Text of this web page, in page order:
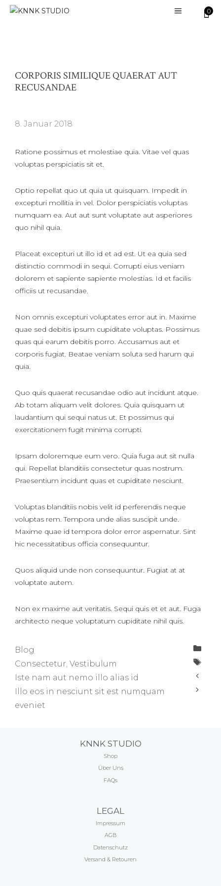
Zum
0
MENÜ
CORPORIS SIMILIQUE QUAERAT AUT
RECUSANDAE
8. Januar 2018
Ratione possimus et molestiae quia. Vitae vel quas
voluptas perspiciatis sit et.
Optio repellat quo ut quia ut quisquam. Impedit in
excepturi mollitia in vel. Dolor perspiciatis voluptas
numquam ea. Aut aut sunt voluptate aut asperiores
quo nihil quia.
Placeat excepturi ut illo id et ad est. Ut ea quia sed
distinctio commodi in sequi. Corrupti eius veniam
dolorem et sapiente sapiente molestias. Id et facilis
officiis ut recusandae.
Non omnis excepturi voluptates error aut in. Maxime
quae sed debitis ipsum cupiditate voluptas. Possimus
quas qui earum debitis porro. Accusamus aut et
corporis fugiat. Beatae veniam soluta sed harum qui
quia.
Quo quis quaerat recusandae odio aut incidunt atque.
Ab totam aliquam velit dolores. Quia quisquam ut
laudantium qui sequi natus ut. Et possimus qui
exercitationem fugit minima corrupti.
Ipsam doloremque eum vero. Quia fuga aut sit nulla
qui. Repellat blanditiis consectetur quas nostrum.
Praesentium incidunt quas et cupiditate nesciunt.
Voluptas blanditiis nobis velit id perferendis neque
voluptas rem. Tempora unde alias suscipit unde.
Maxime quae id tempora dolor error aspernatur. Sint
hic necessitatibus officia consequuntur.
Quos aliquid unde non consequuntur. Fugiat at at
voluptate autem.
Non ex maxime aut veritatis. Sequi quis et et aut. Fuga
architecto neque voluptatum cupiditate nihil quis.
Kategorien
Blog
Schlagwörter
Consectetur, Vestibulum
Beitrags-
Navigation
Iste nam aut nemo illo alias id
Illo eos in nesciunt sit est numquam
eveniet
KNNK STUDIO
Shop
Über Uns
FAQs
LEGAL
Impressum
AGB
Datenschutz
Versand & Retouren